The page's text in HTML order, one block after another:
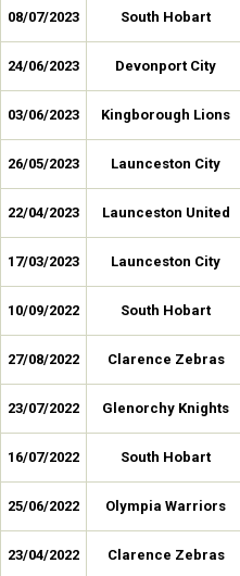
08/07/2023 South Hobart
24/06/2023 Devonport City
03/06/2023 Kingborough Lions
26/05/2023 Launceston City
22/04/2023 Launceston United
17/03/2023 Launceston City
10/09/2022 South Hobart
27/08/2022 Clarence Zebras
23/07/2022 Glenorchy Knights
16/07/2022 South Hobart
25/06/2022 Olympia Warriors
23/04/2022 Clarence Zebras